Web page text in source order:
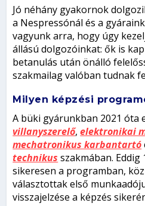
Jó néhány gyakornok
a Nespressónál és a
vagyunk arra, hogy úgy
állású dolgozóinkat: ők is
betanulás után önálló
szakmailag valóban tudnak
Milyen képzési
A büki gyárunkban 2021 óta
villanyszerelő,elektronikai
mechatronikus karbantartó
technikus szakmában. Eddig
sikeresen a programban,
választottak első
visszajelzése a képzés